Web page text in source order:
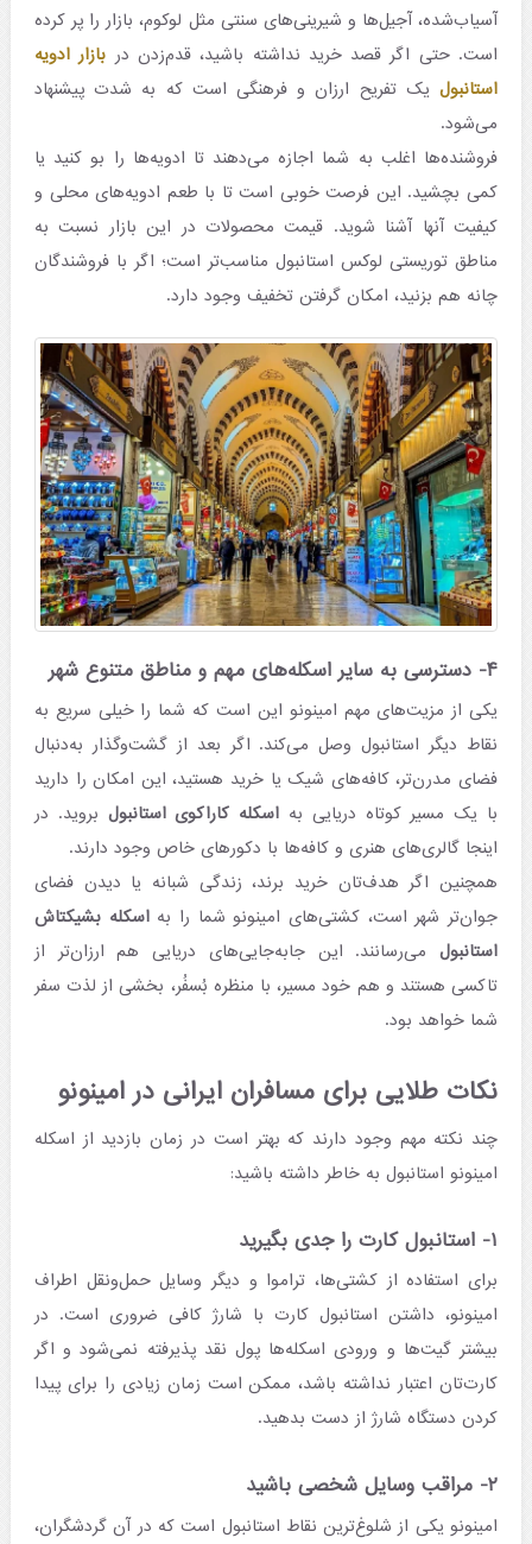
آسیاب‌شده، آجیل‌ها و شیرینی‌های سنتی مثل لوکوم، بازار را پر کرده
است. حتی اگر قصد خرید نداشته باشید، قدم‌زدن در بازار ادویه
استانبولیک تفریح ارزان و فرهنگی است که به شدت پیشنهاد
می‌شود.
فروشنده‌ها اغلب به شما اجازه می‌دهند تا ادویه‌ها را بو کنید یا
کمی بچشید. این فرصت خوبی است تا با طعم ادویه‌های محلی و
کیفیت آنها آشنا شوید. قیمت محصولات در این بازار نسبت به
مناطق توریستی لوکس استانبول مناسب‌تر است؛ اگر با فروشندگان
چانه هم بزنید، امکان گرفتن تخفیف وجود دارد.
۴- دسترسی به سایر اسکله‌های مهم و مناطق متنوع شهر
یکی از مزیت‌های مهم امینونو این است که شما را خیلی سریع به
نقاط دیگر استانبول وصل می‌کند. اگر بعد از گشت‌وگذار به‌دنبال
فضای مدرن‌تر، کافه‌های شیک یا خرید هستید، این امکان را دارید
با یک مسیر کوتاه دریایی به اسکله کاراکوی استانبول بروید. در
اینجا گالری‌های هنری و کافه‌ها با دکورهای خاص وجود دارند.
همچنین اگر هدف‌تان خرید برند، زندگی شبانه یا دیدن فضای
جوان‌تر شهر است، کشتی‌های امینونو شما را بهاسکله بشیکتاش
استانبولمی‌رسانند. این جابه‌جایی‌های دریایی هم ارزان‌تر از
تاکسی هستند و هم خود مسیر، با منظره بُسفُر، بخشی از لذت سفر
شما خواهد بود.
نکات طلایی برای مسافران ایرانی در امینونو
چند نکته مهم وجود دارند که بهتر است در زمان بازدید از اسکله
امینونو استانبول به خاطر داشته باشید:
۱- استانبول کارت را جدی بگیرید
برای استفاده از کشتی‌ها، تراموا و دیگر وسایل حمل‌ونقل اطراف
امینونو، داشتن استانبول کارت با شارژ کافی ضروری است. در
بیشتر گیت‌ها و ورودی اسکله‌ها پول نقد پذیرفته نمی‌شود و اگر
کارت‌تان اعتبار نداشته باشد، ممکن است زمان زیادی را برای پیدا
کردن دستگاه شارژ از دست بدهید.
۲- مراقب وسایل شخصی باشید
امینونو یکی از شلوغ‌ترین نقاط استانبول است که در آن گردشگران،